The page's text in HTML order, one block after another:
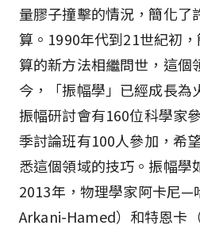
量膠子撞擊的情況，簡化了
算。1990年代到21世紀初
算的新方法相繼問世，這個
今，「振幅學」已經成長為
振幅研討會有160位科學家
季討論班有100人參加，希
悉這個領域的技巧。振幅學
2013年，物理學家阿卡尼—
Arkani-Hamed）和特恩卡